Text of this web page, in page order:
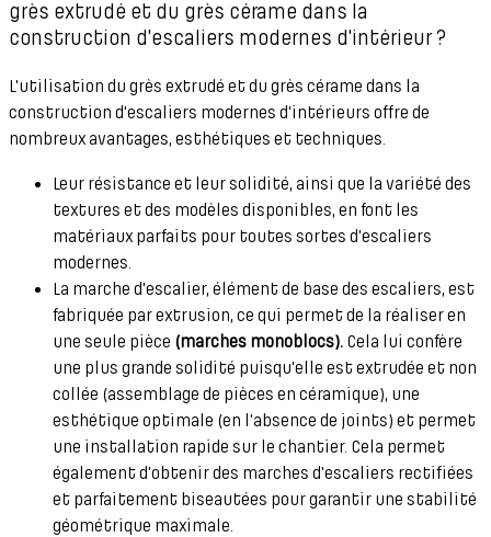
grès extrudé et du grès cérame dans la
construction d'escaliers modernes d'intérieur ?
L'utilisation du grès extrudé et du grès cérame dans la
construction d'escaliers modernes d'intérieurs offre de
nombreux avantages, esthétiques et techniques.
Leur résistance et leur solidité, ainsi que la variété des
textures et des modèles disponibles, en font les
matériaux parfaits pour toutes sortes d'escaliers
modernes.
La marche d'escalier, élément de base des escaliers, est
fabriquée par extrusion, ce qui permet de la réaliser en
une seule pièce (marches monoblocs). Cela lui confère
une plus grande solidité puisqu'elle est extrudée et non
collée (assemblage de pièces en céramique), une
esthétique optimale (en l'absence de joints) et permet
une installation rapide sur le chantier. Cela permet
également d'obtenir des marches d'escaliers rectifiées
et parfaitement biseautées pour garantir une stabilité
géométrique maximale.